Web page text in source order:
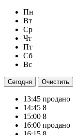
Пн
Вт
Ср
Чт
Пт
Сб
Вс
Сегодня Очистить
13:45 продано
14:45 8
15:00 8
16:00 продано